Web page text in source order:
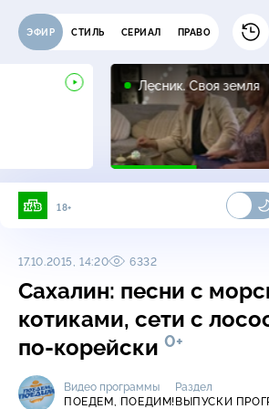
ЭФИР СТИЛЬ СЕРИАЛ ПРАВО
Лесник. Своя земля
18+
17.10.2015, 14:20 6332
Сахалин: песни с
котиками, сети с
по-корейски 0+
Видео программы
ПОЕДЕМ, ПОЕДИМ!
Раздел
ВЫПУСКИ